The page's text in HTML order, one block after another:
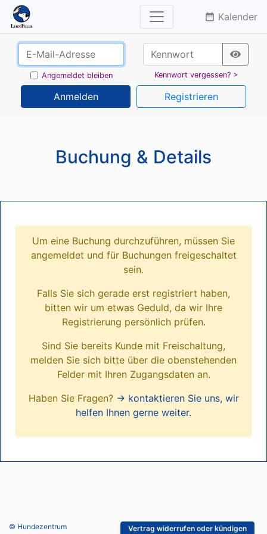
date_range Kalender
Angemeldet bleiben Kennwort vergessen? >
Anmelden Registrieren
Buchung & Details
Um eine Buchung durchzuführen, müssen Sie
angemeldet und für Buchungen freigeschaltet
sein.
Falls Sie sich gerade erst registriert haben,
bitten wir um etwas Geduld, da wir Ihre
Registrierung persönlich prüfen.
Sind Sie bereits Kunde mit Freischaltung,
melden Sie sich bitte über die obenstehenden
Felder mit Ihren Zugangsdaten an.
Haben Sie Fragen? → kontaktieren Sie uns, wir
helfen Ihnen gerne weiter.
© Hundezentrum
Vertrag widerrufen oder kündigen